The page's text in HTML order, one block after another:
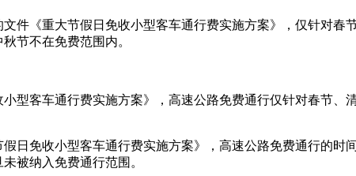
件《重大节假日免收小型客车通行费实施方案》，仅针对春
节不在免费范围内。
型客车通行费实施方案》，高速公路免费通行仅针对春节、
日免收小型客车通行费实施方案》，高速公路免费通行的时
被纳入免费通行范围。